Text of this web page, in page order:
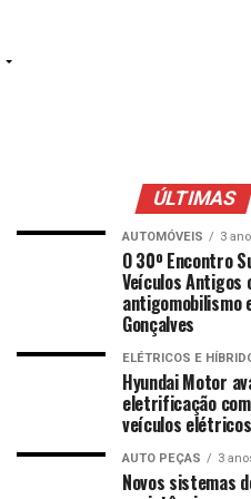
ÚLTIMAS
AUTOMÓVEIS 3
O 30º Encontro
Veículos Antigos
antigomobilismo
Gonçalves
ELÉTRICOS E
Hyundai Motor
eletrificação
veículos
AUTO PEÇAS 3
Novos sistemas